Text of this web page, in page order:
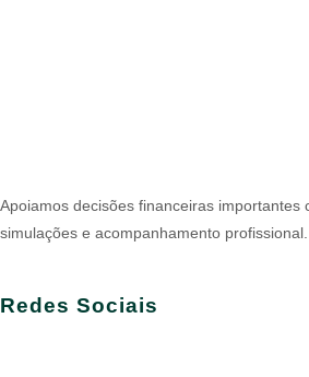
Apoiamos decisões financeiras importantes
simulações e acompanhamento profissional.
Redes Sociais